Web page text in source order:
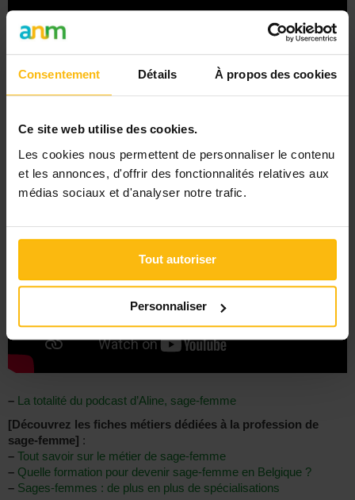
Consentement Détails À propos des cookies
Ce site web utilise des cookies.
Les cookies nous permettent de personnaliser le contenu
et les annonces, d'offrir des fonctionnalités relatives aux
médias sociaux et d'analyser notre trafic.
Tout autoriser
Personnaliser
– La totalité du podcast d’Aline, sage-femme
[Découvrez les fiches métiers dédiées à la profession de
sage-femme] :
– Tout savoir sur le métier de sage-femme
– Quelle formation pour devenir sage-femme en Belgique ?
– Sages-femmes : de plus en plus de spécialisations